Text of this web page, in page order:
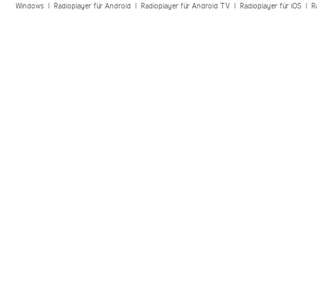
Windows| Radioplayer für Android| Radioplayer für Android TV| Radioplayer für iOS|